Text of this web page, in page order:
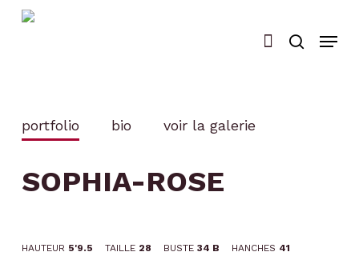
Skip
portfolio bio voir la galerie
SOPHIA-ROSE
HAUTEUR 5'9.5 TAILLE 28 BUSTE 34 B HANCHES 41